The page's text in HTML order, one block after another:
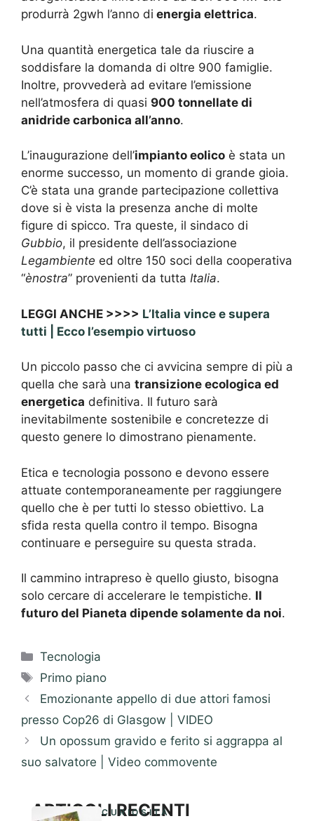
produrrà 2gwh l’anno di energia elettrica.
Una quantità energetica tale da riuscire a
soddisfare la domanda di oltre 900 famiglie.
Inoltre, provvederà ad evitare l’emissione
nell’atmosfera di quasi 900 tonnellate di
anidride carbonica all’anno.
L’inaugurazione dell’impianto eolico è stata un
enorme successo, un momento di grande gioia.
C’è stata una grande partecipazione collettiva
dove si è vista la presenza anche di molte
figure di spicco. Tra queste, il sindaco di
Gubbio, il presidente dell’associazione
Legambiente ed oltre 150 soci della cooperativa
“ènostra” provenienti da tutta Italia.
LEGGI ANCHE >>>> L’Italia vince e supera
tutti | Ecco l’esempio virtuoso
Un piccolo passo che ci avvicina sempre di più a
quella che sarà una transizione ecologica ed
energetica definitiva. Il futuro sarà
inevitabilmente sostenibile e concretezze di
questo genere lo dimostrano pienamente.
Etica e tecnologia possono e devono essere
attuate contemporaneamente per raggiungere
quello che è per tutti lo stesso obiettivo. La
sfida resta quella contro il tempo. Bisogna
continuare e perseguire su questa strada.
Il cammino intrapreso è quello giusto, bisogna
solo cercare di accelerare le tempistiche. Il
futuro del Pianeta dipende solamente da noi.
Categorie
Tecnologia
Tag
Primo piano
Emozionante appello di due attori famosi
presso Cop26 di Glasgow | VIDEO
Un opossum gravido e ferito si aggrappa al
suo salvatore | Video commovente
ARTICOLI RECENTI
CURIOSITÀ